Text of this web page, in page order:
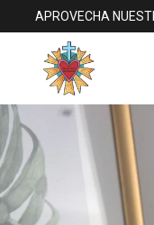
APROVECHA